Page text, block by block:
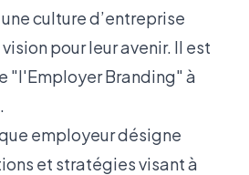
culture d’entreprise
pour leur avenir. Il est
"l'Employer Branding" à
employeur désigne
et stratégies visant à